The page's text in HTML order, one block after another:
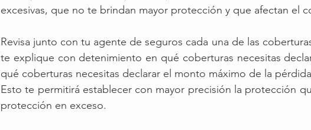
excesivas, que no te brindan mayor protección y que afectan el
Revisa junto con tu agente de seguros cada una de las
te explique con detenimiento en qué coberturas necesitas
qué coberturas necesitas declarar el monto máximo de la
Esto te permitirá establecer con mayor precisión la protección
protección en exceso.